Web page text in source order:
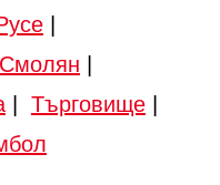
|
Смолян
| Търговище|